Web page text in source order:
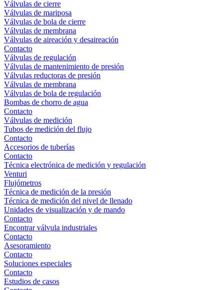
Válvulas de cierre
Válvulas de mariposa
Válvulas de bola de cierre
Válvulas de membrana
Válvulas de aireación y desaireación
Contacto
Válvulas de regulación
Válvulas de mantenimiento de presión
Válvulas reductoras de presión
Válvulas de membrana
Válvulas de bola de regulación
Bombas de chorro de agua
Contacto
Válvulas de medición
Tubos de medición del flujo
Contacto
Accesorios de tuberías
Contacto
Técnica electrónica de medición y regulación
Venturi
Flujómetros
Técnica de medición de la presión
Técnica de medición del nivel de llenado
Unidades de visualización y de mando
Contacto
Encontrar válvula industriales
Contacto
Asesoramiento
Contacto
Soluciones especiales
Contacto
Estudios de casos